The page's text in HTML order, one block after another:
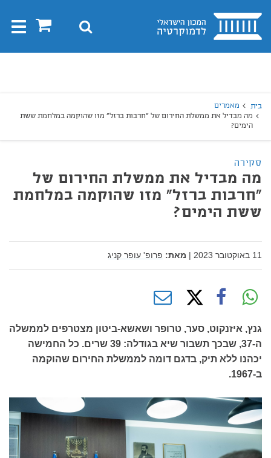
בית 0 חיפוש
בית
מאמרים
מה מבדיל את ממשלת החירום של "חרבות ברזל" מזו שהוקמה במלחמת ששת
הימים?
סקירה
מה מבדיל את ממשלת החירום של
"חרבות ברזל" מזו שהוקמה במלחמת
ששת הימים?
11 באוקטובר 2023 | מאת: פרופ' עופר קניג
גנץ, איזנקוט, סער, טרופר ושאשא-ביטון מצטרפים לממשלה
ה-37, שבכך תשבור שיא בגודלה: 39 שרים. כל החמישה
יכהנו ללא תיק, בדגם דומה לממשלת החירום שהוקמה
ב-1967.